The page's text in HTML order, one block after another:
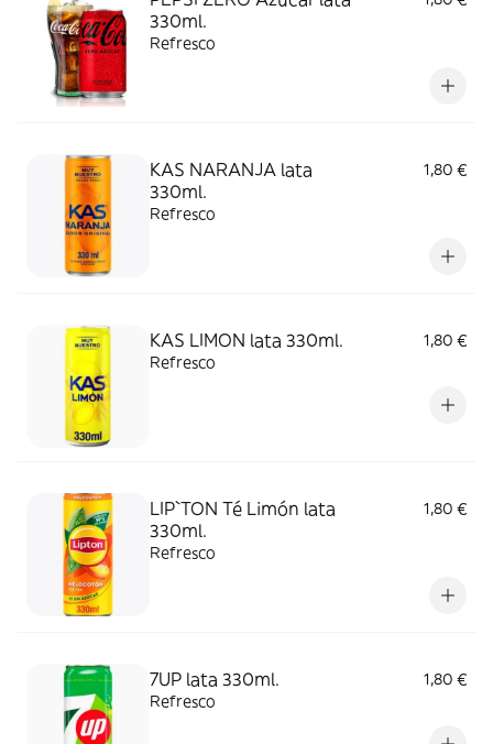
330ml.
Refresco
KAS NARANJA lata
330ml.
1,80 €
Refresco
KAS LIMON lata 330ml.
1,80 €
Refresco
LIP`TON Té Limón lata
330ml.
1,80 €
Refresco
7UP lata 330ml.
1,80 €
Refresco